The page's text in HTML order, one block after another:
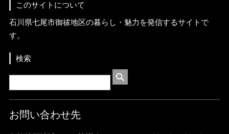
このサイトについて
石川県七尾市御祓地区の暮らし・魅力を発信するサイトで
す。
検索
お問い合わせ先